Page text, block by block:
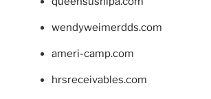
wendyweimerdds.com
ameri-camp.com
hrsreceivables.com